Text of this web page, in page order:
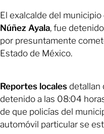
El exalcalde del
Núñez Ayala, fue
por presuntamente
Estado de México.
Reportes locales detallan
detenido a las 08:04
de que policías del
automóvil particular se